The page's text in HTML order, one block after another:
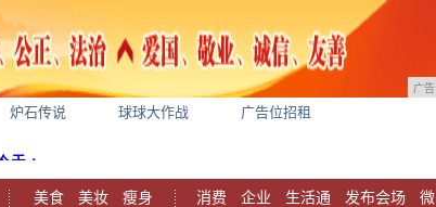
广告
炉石传说 球球大作战 广告位招租
美食 美妆
瘦身
消费 企业 生活通 发布会场
微